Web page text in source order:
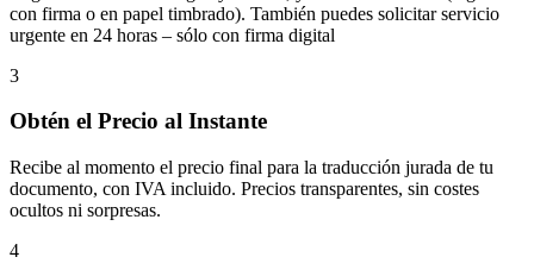
con firma o en papel timbrado). También puedes solicitar servicio
urgente en 24 horas – sólo con firma digital
3
Obtén el Precio al Instante
Recibe al momento el precio final para la traducción jurada de tu
documento, con IVA incluido. Precios transparentes, sin costes
ocultos ni sorpresas.
4